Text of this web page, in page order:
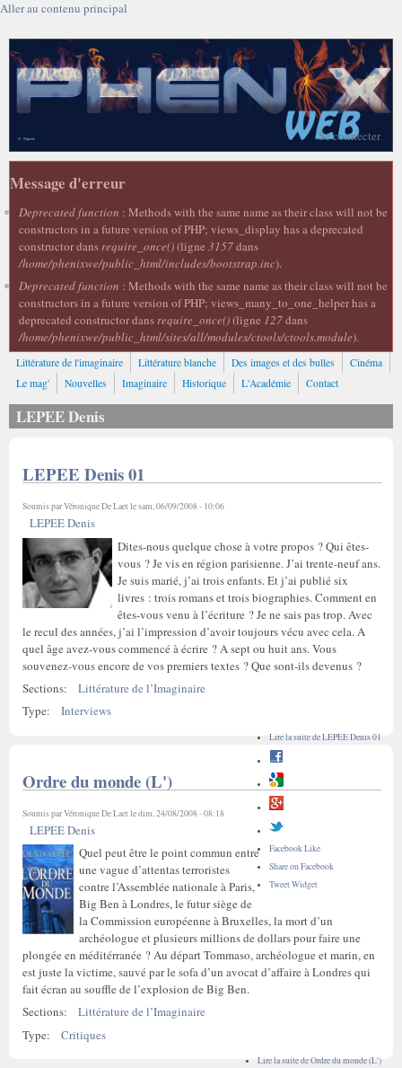
Aller au contenu principal
Se connecter
Message d'erreur
Deprecated function : Methods with the same name as their class will not be
constructors in a future version of PHP; views_display has a deprecated
constructor dansrequire_once()(ligne 3157dans
/home/phenixwe/public_html/includes/bootstrap.inc).
Deprecated function : Methods with the same name as their class will not be
constructors in a future version of PHP; views_many_to_one_helper has a
deprecated constructor dansrequire_once()(ligne 127dans
/home/phenixwe/public_html/sites/all/modules/ctools/ctools.module).
Littérature de l'imaginaire Littérature blanche Des images et des bulles
Cinéma
Le mag'
Nouvelles Imaginaire Historique L'Académie Contact
LEPEE Denis
LEPEE Denis 01
Soumis parVéronique De Laetle sam, 06/09/2008 - 10:06
LEPEE Denis
Dites-nous quelque chose à votre propos ? Qui êtes-
vous ? Je vis en région parisienne. J’ai trente-neuf ans.
Je suis marié, j’ai trois enfants. Et j’ai publié six
livres : trois romans et trois biographies. Comment en
êtes-vous venu à l’écriture ? Je ne sais pas trop. Avec
le recul des années, j’ai l’impression d’avoir toujours vécu avec cela. A
quel âge avez-vous commencé à écrire ? A sept ou huit ans. Vous
souvenez-vous encore de vos premiers textes ? Que sont-ils devenus ?
Sections:
Littérature de l’Imaginaire
Type:
Interviews
Lire la suitede LEPEE Denis 01
Facebook Like
Share on Facebook
Tweet Widget
Ordre du monde (L')
Soumis parVéronique De Laetle dim, 24/08/2008 - 08:18
LEPEE Denis
Quel peut être le point commun entre
une vague d’attentas terroristes
contre l’Assemblée nationale à Paris,
Big Ben à Londres, le futur siège de
la Commission européenne à Bruxelles, la mort d’un
archéologue et plusieurs millions de dollars pour faire une
plongée en méditérranée ? Au départ Tommaso, archéologue et marin, en
est juste la victime, sauvé par le sofa d’un avocat d’affaire à Londres qui
fait écran au souffle de l’explosion de Big Ben.
Sections:
Littérature de l’Imaginaire
Type:
Critiques
Lire la suitede Ordre du monde (L')